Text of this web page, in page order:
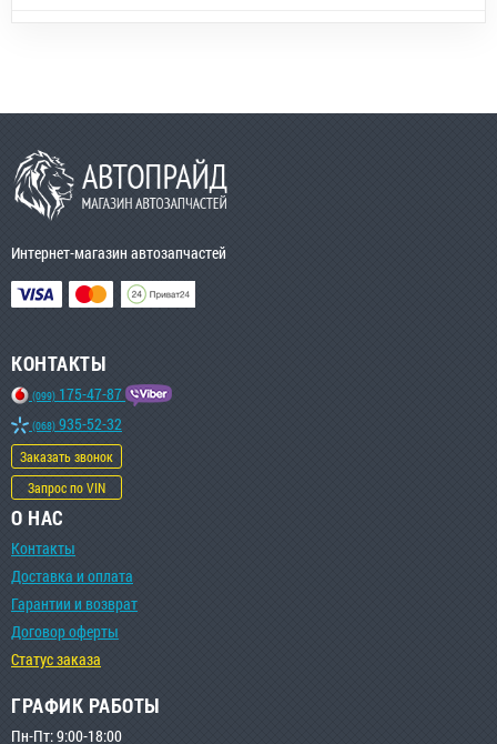
Интернет-магазин автозапчастей
КОНТАКТЫ
(099) 175-47-87
(068) 935-52-32
Заказать звонок
Запрос по VIN
О НАС
Контакты
Доставка и оплата
Гарантии и возврат
Договор оферты
Статус заказа
ГРАФИК РАБОТЫ
Пн-Пт: 9:00-18:00